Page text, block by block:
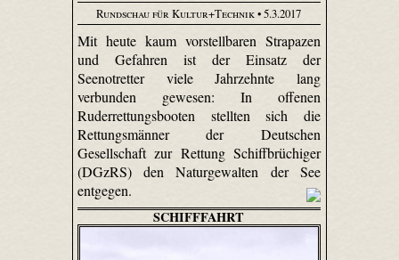
Rundschau für Kultur+Technik• 5.3.2017
Mit heute kaum vorstellbaren Strapazen
und Gefahren ist der Einsatz der
Seenotretter viele Jahrzehnte lang
verbunden gewesen: In offenen
Ruderrettungsbooten stellten sich die
Rettungsmänner der Deutschen
Gesellschaft zur Rettung Schiffbrüchiger
(DGzRS) den Naturgewalten der See
entgegen.
SCHIFFFAHRT